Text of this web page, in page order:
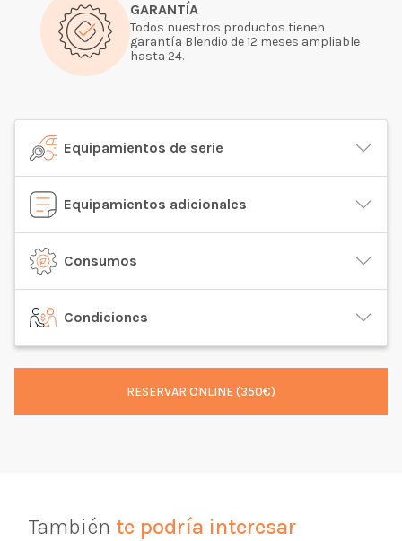
GARANTÍA
Todos nuestros productos tienen
garantía Blendio de 12 meses ampliable
hasta 24.
Equipamientos de serie
Equipamientos adicionales
Consumos
Condiciones
RESERVAR ONLINE (350€)
También te podría interesar